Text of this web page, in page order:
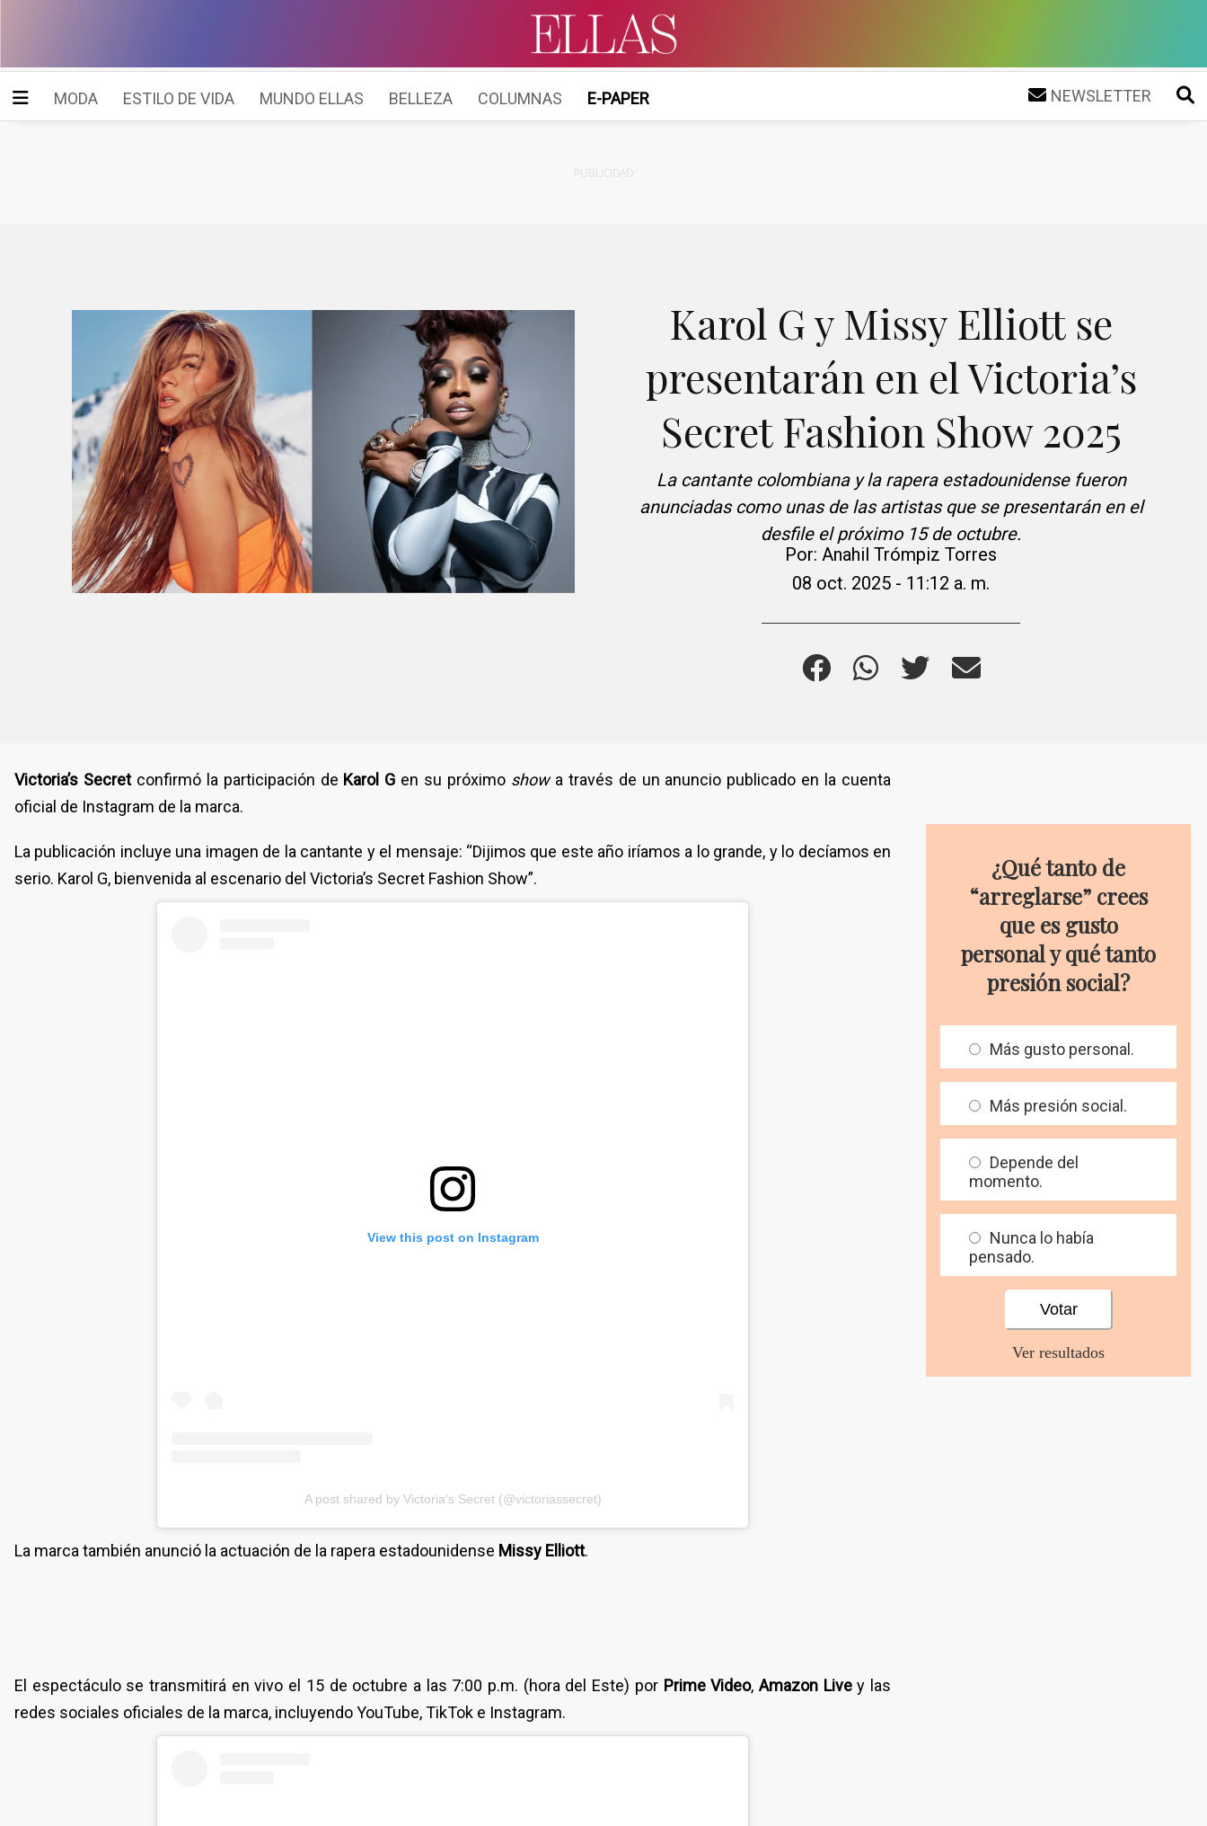
MODA ESTILO DE VIDA MUNDO ELLAS BELLEZA COLUMNAS E-PAPER NEWSLETTER
PUBLICIDAD
Karol G y Missy Elliott se
presentarán en el Victoria’s
Secret Fashion Show 2025
La cantante colombiana y la rapera estadounidense fueron
anunciadas como unas de las artistas que se presentarán en el
desfile el próximo 15 de octubre.
Por: Anahil Trómpiz Torres
08 oct. 2025 - 11:12 a. m.
Victoria’s Secretconfirmó la participación de Karol G en su próximo show a través de un anuncio publicado en la cuenta
oficial de Instagram de la marca.
La publicación incluye una imagen de la cantante y el mensaje: “Dijimos que este año iríamos a lo grande, y lo decíamos en
serio. Karol G, bienvenida al escenario del Victoria’s Secret Fashion Show”.
View this post on Instagram
A post shared by Victoria's Secret (@victoriassecret)
La marca también anunció la actuación de la rapera estadounidense Missy Elliott.
El espectáculo se transmitirá en vivo el 15 de octubre a las 7:00 p.m. (hora del Este) por Prime Video, Amazon Livey las
redes sociales oficiales de la marca, incluyendo YouTube, TikTok e Instagram.
¿Qué tanto de
“arreglarse” crees
que es gusto
personal y qué tanto
presión social?
Más gusto personal.
Más presión social.
Depende del
momento.
Nunca lo había
pensado.
Ver resultados